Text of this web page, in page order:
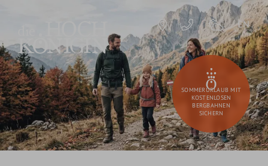
EN
SOMMERURLAUB MIT
KOSTENLOSEN
BERGBAHNEN
SICHERN